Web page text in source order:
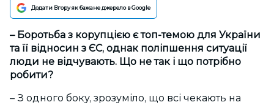
Додати Вгору як бажане джерело в Google
– Боротьба з корупцією є топ-темою для України
та її відносин з ЄС, однак поліпшення ситуації
люди не відчувають. Що не так і що потрібно
робити?
– З одного боку, зрозуміло, що всі чекають на